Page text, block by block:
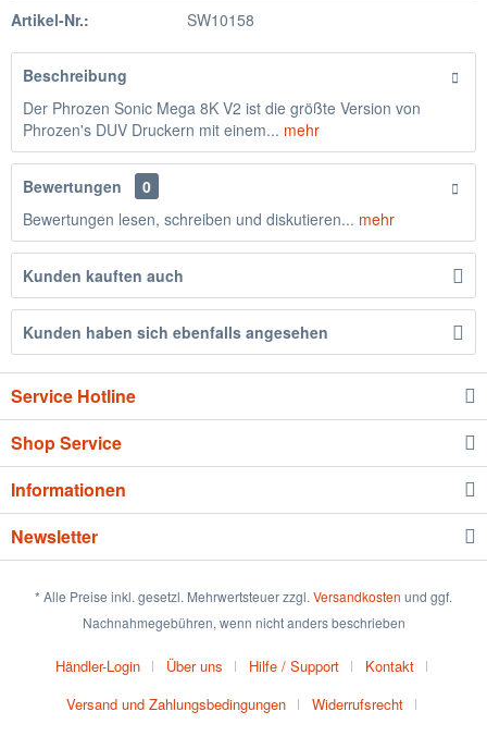
Artikel-Nr.: SW10158
Beschreibung
Der Phrozen Sonic Mega 8K V2 ist die größte Version von
Phrozen's DUV Druckern mit einem... mehr
Bewertungen
0
Bewertungen lesen, schreiben und diskutieren... mehr
Kunden kauften auch
Kunden haben sich ebenfalls angesehen
Service Hotline
Shop Service
Informationen
Newsletter
* Alle Preise inkl. gesetzl. Mehrwertsteuer zzgl. Versandkosten und ggf.
Nachnahmegebühren, wenn nicht anders beschrieben
Händler-Login Über uns Hilfe / Support
Kontakt
Versand und Zahlungsbedingungen
Widerrufsrecht